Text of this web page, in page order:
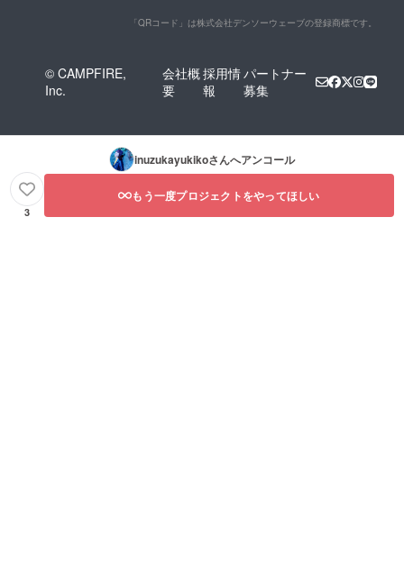
「QRコード」は株式会社デンソーウェーブの登録商標です。
© CAMPFIRE,
Inc.
会社概
要
採用情
報
パートナー
募集
inuzukayukikoさんへアンコール
3
もう一度プロジェクトをやってほしい